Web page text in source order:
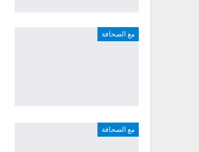
مع الصحافة
مع الصحافة